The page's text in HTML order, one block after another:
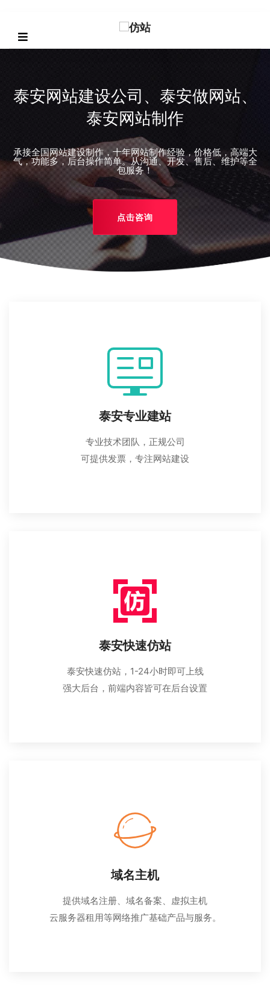
泰安网站建设公司、泰安做网站、
泰安网站制作
承接全国网站建设制作，十年网站制作经验，价格低，高端大
气，功能多，后台操作简单。从沟通、开发、售后、维护等全
包服务！
点击咨询
泰安专业建站
专业技术团队，正规公司
可提供发票，专注网站建设
泰安快速仿站
泰安快速仿站，1-24小时即可上线
强大后台，前端内容皆可在后台设置
域名主机
提供域名注册、域名备案、虚拟主机
云服务器租用等网络推广基础产品与服务。